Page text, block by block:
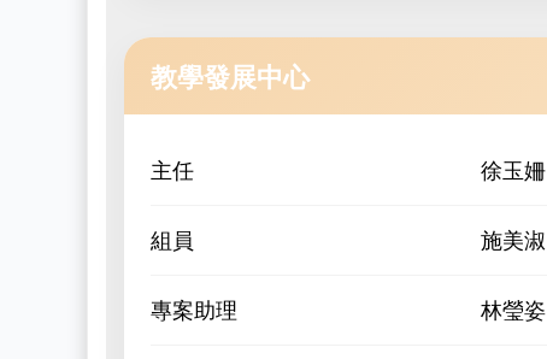
教學發展中心
主任 徐玉姍
組員 施美淑
專案助理 林瑩姿